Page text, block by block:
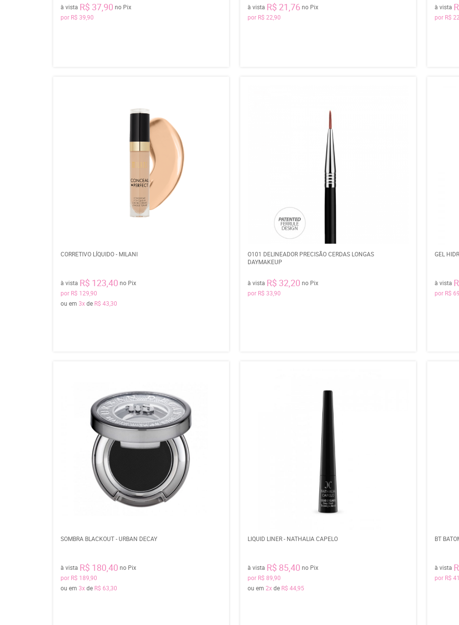
à vista R$ 37,90 no Pix
por R$ 39,90
à vista R$ 21,76no Pix
por R$ 22,90
à vista
por R$
CORRETIVO LÍQUIDO - MILANI
à vista R$ 123,40 no Pix
por R$ 129,90
ou em 3xde R$ 43,30
O101 DELINEADOR PRECISÃO CERDAS LONGAS
DAYMAKEUP
à vista R$ 32,20 no Pix
por R$ 33,90
GEL
à vista
por R$
SOMBRA BLACKOUT - URBAN DECAY
à vista R$ 180,40 no Pix
por R$ 189,90
ou em 3xde R$ 63,30
LIQUID LINER - NATHALIA CAPELO
à vista R$ 85,40 no Pix
por R$ 89,90
ou em 2xde R$ 44,95
BT
à vista
por R$